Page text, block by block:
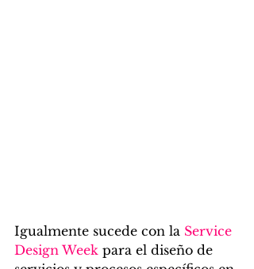
Igualmente sucede con la Service
Design Week para el diseño de